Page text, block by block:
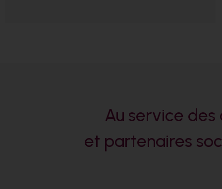
Au service
et partenaires